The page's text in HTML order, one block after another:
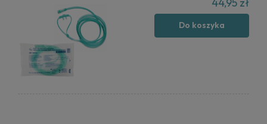
Do koszyka